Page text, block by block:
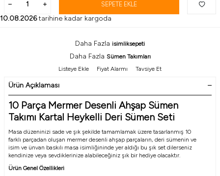
SEPETE EKLE
10.08.2026tarihine kadar kargoda
Daha Fazla isimliksepeti
Daha Fazla Sümen Takımları
Listeye Ekle
Fiyat Alarmı Tavsiye Et
Ürün Açıklaması
10 Parça Mermer Desenli Ahşap Sümen
Takımı Kartal Heykelli Deri Sümen Seti
Masa düzeninizi sade ve şık şekilde tamamlamak üzere tasarlanmış 10
farklı parçadan oluşan mermer desenli ahşap parçaların, deri sümenin ve
isim ve ünvan baskılı masa isimliğininde yer aldığı bu şık set dilerseniz
kendinize veya sevdiklerinize alabileceğiniz şık bir hediye olacaktır.
Ürün Genel Özellikleri